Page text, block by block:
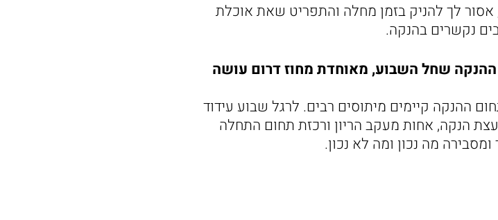
אסור לך להניק בזמן מחלה והתפריט שאת אוכלת
נקשרים בהנקה.
ההנקה שחל השבוע, מאוחדת מחוז דרום עושה
ההנקה קיימים מיתוסים רבים. לרגל שבוע עידוד
הנקה, אחות מעקב הריון ורכזת תחום התחלה
מה נכון ומה לא נכון.